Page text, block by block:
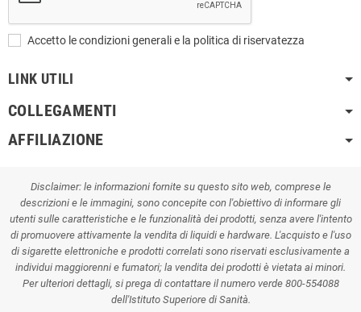
Accetto le condizioni generali e la politica di riservatezza
LINK UTILI
COLLEGAMENTI
AFFILIAZIONE
Disclaimer: le informazioni fornite su questo sito web, comprese le
descrizioni e le immagini, sono concepite con l'obiettivo di informare gli
utenti sulle caratteristiche e le funzionalità dei prodotti, senza avere l'intento
di promuovere attivamente la vendita di liquidi e hardware. L'acquisto e l'uso
di sigarette elettroniche e prodotti correlati sono riservati esclusivamente a
individui maggiorenni e fumatori; la vendita dei prodotti è vietata ai minori.
Per ulteriori dettagli, si prega di contattare il numero verde 800-554088
dell'Istituto Superiore di Sanità.